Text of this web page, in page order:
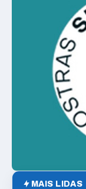
MAIS LIDAS